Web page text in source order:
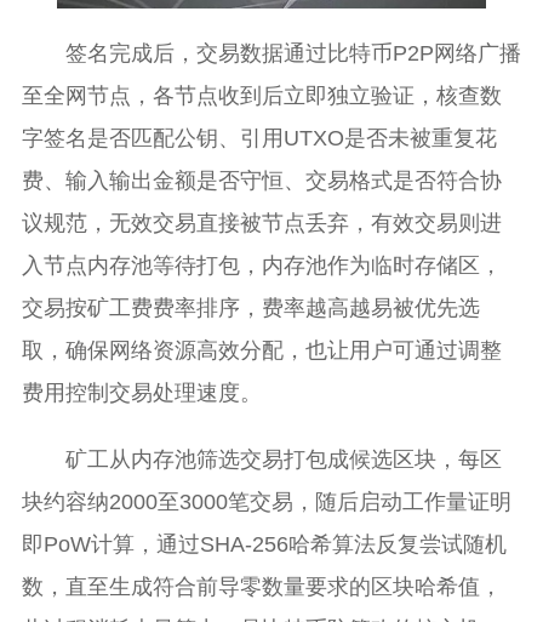
签名完成后，交易数据通过比特币P2P网络广播
至全网节点，各节点收到后立即独立验证，核查数
字签名是否匹配公钥、引用UTXO是否未被重复花
费、输入输出金额是否守恒、交易格式是否符合协
议规范，无效交易直接被节点丢弃，有效交易则进
入节点内存池等待打包，内存池作为临时存储区，
交易按矿工费费率排序，费率越高越易被优先选
取，确保网络资源高效分配，也让用户可通过调整
费用控制交易处理速度。
矿工从内存池筛选交易打包成候选区块，每区
块约容纳2000至3000笔交易，随后启动工作量证明
即PoW计算，通过SHA-256哈希算法反复尝试随机
数，直至生成符合前导零数量要求的区块哈希值，